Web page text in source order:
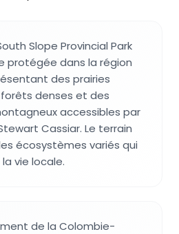
Slope Provincial Park
protégée dans la région
des prairies
denses et des
accessibles par
Cassiar. Le terrain
écosystèmes variés qui
vie locale.
de la Colombie-